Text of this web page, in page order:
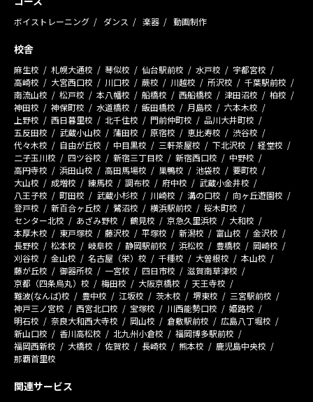
ボイストレーニング ダンス 楽器 動画制作
校舎
麻生校 札幌大通校 琴似校 仙台駅前校 水戸校
宇都宮校
高崎校
大宮西口校 川口校 蕨校 川越校 所沢校
千葉駅前校
南流山校
松戸校 本八幡校 船橋校 西船橋校 津田沼校
柏校
神田校
神保町校 水道橋校 飯田橋校 月島校
六本木校
上野校
西日暮里校 北千住校 門前仲町校
品川大井町校
五反田校
武蔵小山校 蒲田校 原宿校 恵比寿校
渋谷校
代々木校
自由が丘校 中目黒校 三軒茶屋校 下北沢校
経堂校
二子玉川校
四ツ谷校 新宿三丁目校 新宿西口校
中野校
高円寺校
浜田山校 高田馬場校 巣鴨校 池袋校
要町校
大山校
成増校 練馬校 調布校 府中校
武蔵小金井校
八王子校
町田校 武蔵小杉校 川崎校 溝の口校
向ヶ丘遊園校
登戸校
新百合ヶ丘校 鷺沼校 横浜駅前校
桜木町校
センター北校
あざみ野校 鶴見校 京急久里浜校
大和校
本厚木校
東戸塚校 藤沢校 平塚校 新潟校 富山校
金沢校
長野校
松本校 岐阜校 静岡駅前校 浜松校 豊橋校
岡崎校
刈谷校
金山校 名古屋（栄）校 千種校 大曽根校
本山校
藤が丘校
御器所校 一宮校 四日市校
滋賀南草津校
京都（四条烏丸）校
梅田校 大阪京橋校
天王寺校
難波(なんば)校
豊中校 江坂校 茨木校 堺東校
三宮駅前校
神戸三ノ宮校
西宮北口校 宝塚校 川西能勢口校
姫路校
明石校
奈良大和西大寺校 岡山校 倉敷駅前校
広島八丁堀校
新山口校
香川高松校 北九州小倉校
福岡博多駅前校
福岡西新校
大橋校 佐賀校 長崎校 熊本校
鹿児島中央校
那覇首里校
関連サービス